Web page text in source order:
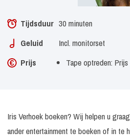
Tijdsduur 30 minuten
Geluid
Incl. monitorset
Prijs
Tape optreden: Prijs
Iris Verhoek boeken? Wij helpen u
ander entertainment te boeken of in te